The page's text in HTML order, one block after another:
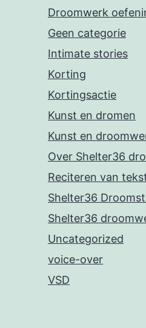
Droomwerk
Geen categorie
Intimate stories
Korting
Kortingsactie
Kunst en dromen
Kunst en
Over Shelter36
Reciteren van
Shelter36
Shelter36
Uncategorized
voice-over
VSD